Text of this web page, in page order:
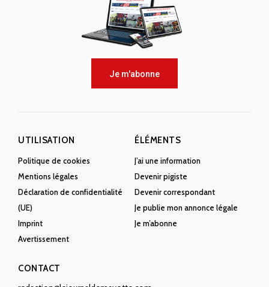
Je m'abonne
UTILISATION
Politique de cookies
Mentions légales
Déclaration de confidentialité
(UE)
Imprint
Avertissement
ÉLÉMENTS
J’ai une information
Devenir pigiste
Devenir correspondant
Je publie mon annonce légale
Je m’abonne
CONTACT